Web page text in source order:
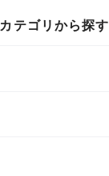
カテゴリから探す